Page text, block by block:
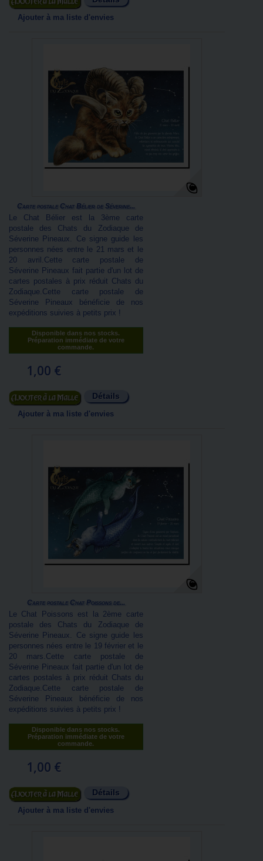
Ajouter au panier
Ajouter à ma liste d'envies
Carte postale Chat Bélier de Séverine...
Le Chat Bélier est la 3ème carte
postale des Chats du Zodiaque de
Séverine Pineaux. Ce signe guide les
personnes nées entre le 21 mars et le
20 avril.Cette carte postale de
Séverine Pineaux fait partie d'un lot de
cartes postales à prix réduit Chats du
Zodiaque.Cette carte postale de
Séverine Pineaux bénéficie de nos
expéditions suivies à petits prix !
Disponible dans nos stocks.
Préparation immédiate de votre
commande.
1,00 €
Ajouter au panier Détails
Ajouter à ma liste d'envies
Carte postale Chat Poissons de...
Le Chat Poissons est la 2ème carte
postale des Chats du Zodiaque de
Séverine Pineaux. Ce signe guide les
personnes nées entre le 19 février et le
20 mars.Cette carte postale de
Séverine Pineaux fait partie d'un lot de
cartes postales à prix réduit Chats du
Zodiaque.Cette carte postale de
Séverine Pineaux bénéficie de nos
expéditions suivies à petits prix !
Disponible dans nos stocks.
Préparation immédiate de votre
commande.
1,00 €
Ajouter au panier Détails
Ajouter à ma liste d'envies